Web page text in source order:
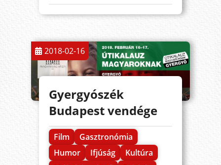
2018-02-16
Gyergyószék
Budapest vendége
Film
Gasztronómia
Humor
Ifjúság
Kultúra